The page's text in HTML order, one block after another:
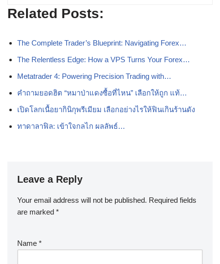
Related Posts:
The Complete Trader’s Blueprint: Navigating Forex…
The Relentless Edge: How a VPS Turns Your Forex…
Metatrader 4: Powering Precision Trading with…
คำถามยอดฮิต “หมาป่าแดงซื้อที่ไหน” เลือกให้ถูก แท้…
เปิดโลกเนื้อยากินิกุพรีเมียม เลือกอย่างไรให้ฟินเกินร้านดัง
ทาดาลาฟิล: เข้าใจกลไก ผลลัพธ์…
Leave a Reply
Your email address will not be published. Required fields
are marked *
Name *